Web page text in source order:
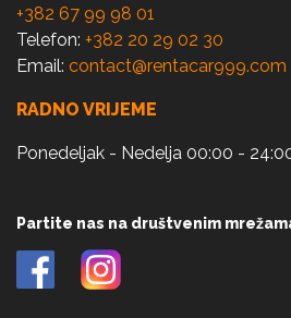
+382 67 99 98 01
Telefon: +382 20 29 02 30
Email: contact@rentacar999.com
RADNO VRIJEME
Ponedeljak - Nedelja 00:00 -
Partite nas na društvenim